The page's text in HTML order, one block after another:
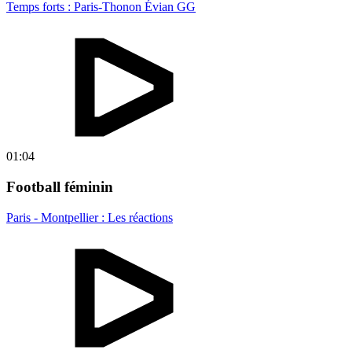
Temps forts : Paris-Thonon Évian GG
01:04
Football féminin
Paris - Montpellier : Les réactions